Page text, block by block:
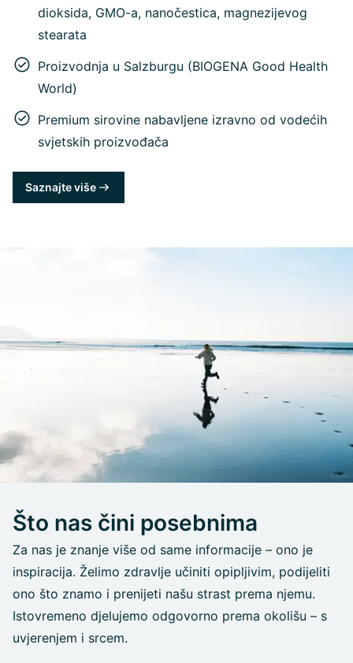
dioksida, GMO-a, nanočestica, magnezijevog
stearata
Proizvodnja u Salzburgu (BIOGENA Good Health
World)
Premium sirovine nabavljene izravno od vodećih
svjetskih proizvođača
Saznajte više
Što nas čini posebnima
Za nas je znanje više od same informacije – ono je
inspiracija. Želimo zdravlje učiniti opipljivim, podijeliti
ono što znamo i prenijeti našu strast prema njemu.
Istovremeno djelujemo odgovorno prema okolišu – s
uvjerenjem i srcem.